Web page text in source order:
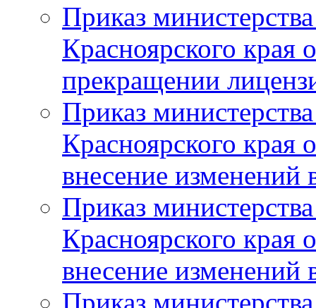
Приказ
Красноярского
прекращении
Приказ
Красноярского
внесение изменений
Приказ
Красноярского
внесение изменений
Приказ